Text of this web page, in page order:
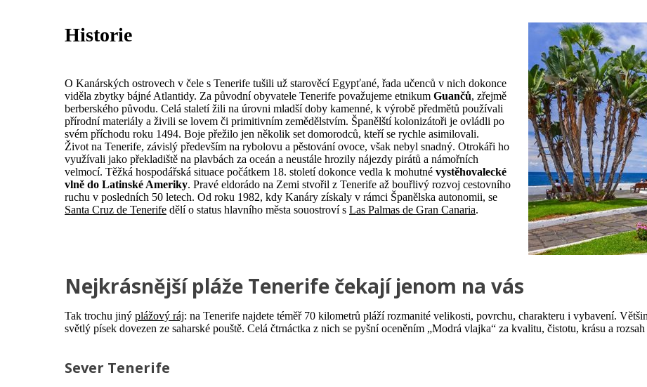
Historie
O Kanárských ostrovech v čele s Tenerife tušili už starověcí Egypťané, řada učenců v nich dokonce
viděla zbytky bájné Atlantidy. Za původní obyvatele Tenerife považujeme etnikum Guančů, zřejmě
berberského původu. Celá staletí žili na úrovni mladší doby kamenné, k výrobě předmětů používali
přírodní materiály a živili se lovem či primitivním zemědělstvím. Španělští kolonizátoři je ovládli po
svém příchodu roku 1494. Boje přežilo jen několik set domorodců, kteří se rychle asimilovali.
Život na Tenerife, závislý především na rybolovu a pěstování ovoce, však nebyl snadný. Otrokáři ho
využívali jako překladiště na plavbách za oceán a neustále hrozily nájezdy pirátů a námořních
velmocí. Těžká hospodářská situace počátkem 18. století dokonce vedla k mohutné vystěhovalecké
vlně do Latinské Ameriky. Pravé eldorádo na Zemi stvořil z Tenerife až bouřlivý rozvoj cestovního
ruchu v posledních 50 letech. Od roku 1982, kdy Kanáry získaly v rámci Španělska autonomii, se
Santa Cruz de Tenerife dělí o status hlavního města souostroví s Las Palmas de Gran Canaria.
Nejkrásnější pláže Tenerife čekají jenom na vás
Tak trochu jiný plážový ráj: na Tenerife najdete téměř 70 kilometrů pláží rozmanité velikosti, povrchu, charakteru i vybavení.
světlý písek dovezen ze saharské pouště. Celá čtrnáctka z nich se pyšní oceněním „Modrá vlajka“ za kvalitu, čistotu, krásu a
Sever Tenerife